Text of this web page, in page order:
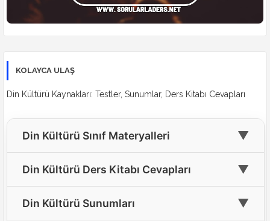
KOLAYCA ULAŞ
Din Kültürü Kaynakları: Testler, Sunumlar, Ders Kitabı Cevapları
Din Kültürü Sınıf Materyalleri ▼
🎓 4. Sınıf Din Kültürü Materyalleri
🎓 5. Sınıf Din Kültürü Materyalleri
Din Kültürü Ders Kitabı Cevapları ▼
📘 4. Sınıf Din Kültürü Ders Kitabı Cevapları
Din Kültürü Sunumları ▼